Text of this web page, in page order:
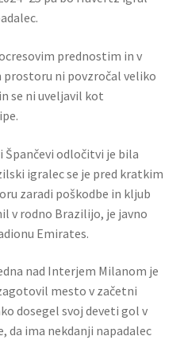
prednostim in v
ni povzročal veliko
se ni uveljavil kot
Špančevi odločitvi je bila
igralec se je pred kratkim
zaradi poškodbe in kljub
v rodno Brazilijo, je javno
Emirates.
nad Interjem Milanom je
mesto v začetni
dosegel svoj deveti gol v
da ima nekdanji napadalec